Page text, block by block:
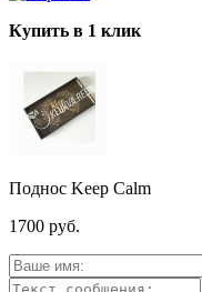
Купить в 1 клик
Поднос Keep Calm
1700 руб.